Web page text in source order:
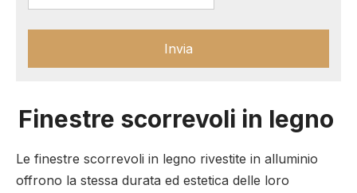
Invia
Finestre scorrevoli in legno
Le finestre scorrevoli in legno rivestite in alluminio
offrono la stessa durata ed estetica delle loro